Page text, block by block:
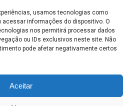
usamos tecnologias como
informações do dispositivo. O
nos permitirá processar dados
ou IDs exclusivos neste site. Não
pode afetar negativamente certos
Aceitar
POLÍTICA DE PRIVACIDADE